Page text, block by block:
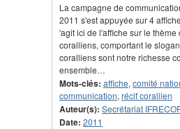
La campagne de
2011 s'est appuyée sur 4
'agit ici de l'affiche sur le thème
coralliens, comportant le
coralliens sont notre richesse
ensemble…
Mots-clés: affiche, comité
communication, récif corallien
Auteur(s): Secrétariat
Date: 2011